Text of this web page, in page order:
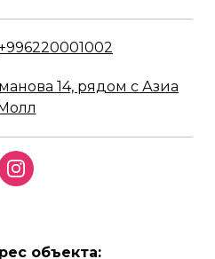
14, рядом с Азиа
Молл
объекта: